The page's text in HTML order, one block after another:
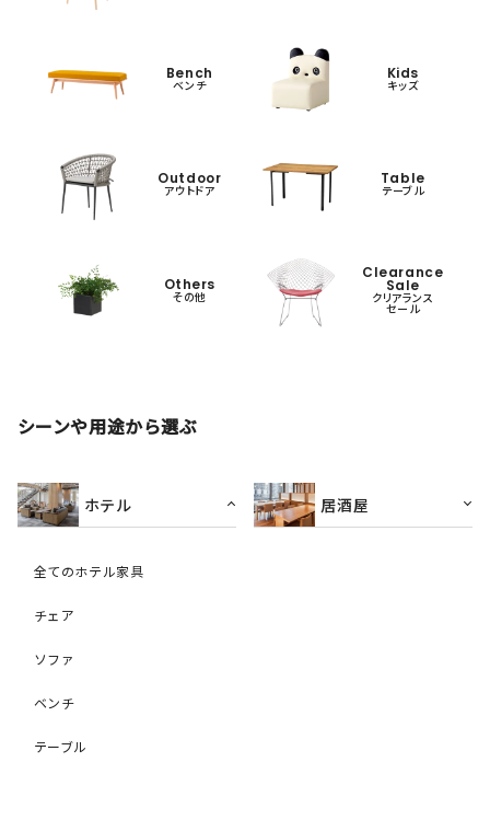
Bench
ベンチ
Kids
キッズ
Outdoor
アウトドア
Table
テーブル
Others
その他
Clearance
Sale
クリアランス
セール
シーンや用途から選ぶ
ホテル
全てのホテル家具
チェア
ソファ
ベンチ
テーブル
居酒屋